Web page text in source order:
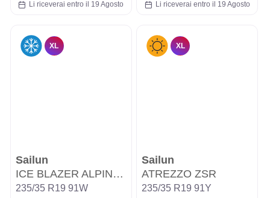
Li riceverai entro il 19 Agosto Li riceverai entro il 19 Agosto
XL
Sailun
ICE BLAZER ALPINE EVO WSL3A
235/35 R19 91W
XL
Sailun
ATREZZO ZSR
235/35 R19 91Y